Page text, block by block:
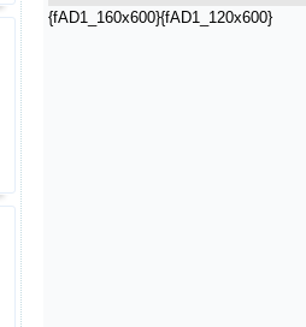
{fAD1_160x600}{fAD1_120x600}